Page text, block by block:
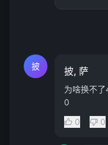
披 披, 萨
为啥换不
0
0
0